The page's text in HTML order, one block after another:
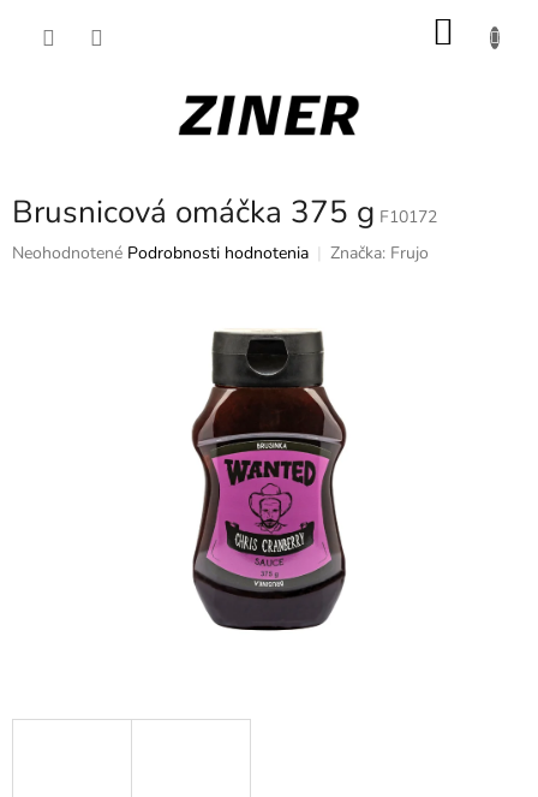
Brusnicová omáčka 375 g F10172
Priemerné
Neohodnotené Podrobnosti hodnotenia Značka: Frujo